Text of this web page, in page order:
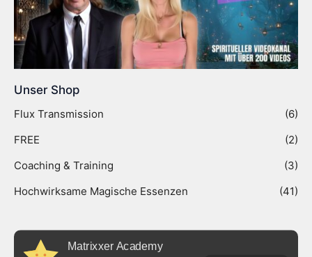
Unser Shop
Flux Transmission
(6)
FREE
(2)
Coaching & Training
(3)
Hochwirksame Magische Essenzen
(41)
Matrixxer Academy